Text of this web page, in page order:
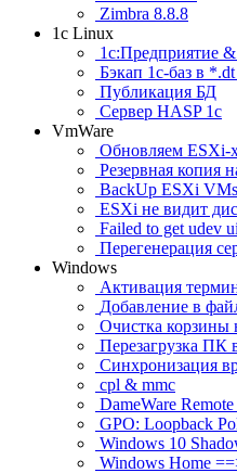
Zimbra 8.8.8
1c Linux
1с:Предприятие
Бэкап 1с-баз в
Публикация БД
Сервер HASP 1c
VmWare
Обновляем ESXi-
Резервная копия
BackUp ESXi
ESXi не видит
Failed to get udev
Перегенерация
Windows
Активация
Добавление в
Очистка корзины
Перезагрузка ПК
Синхронизация
cpl & mmc
DameWare
GPO: Loopback
Windows 10
Windows Home